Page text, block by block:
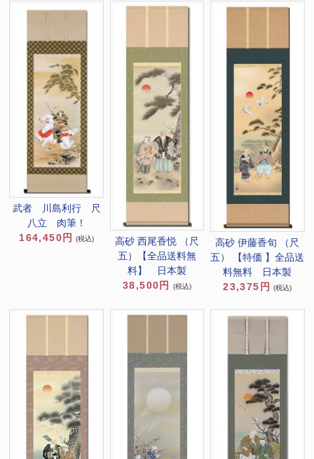
武者 川島利行 尺
八立 肉筆！
164,450円
(税込)
高砂 西尾香悦 （尺
五）【全品送料無
料】 日本製
38,500円
(税込)
高砂 伊藤香旬 （尺
五） 【特価 】全品送
料無料 日本製
23,375円
(税込)